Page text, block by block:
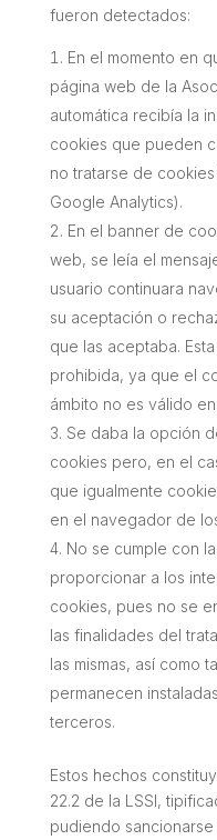
fueron detectados:
En el momento en
página web de la
automática recibía la
cookies que pueden
no tratarse de
Google Analytics).
En el banner de
web, se leía el
usuario continuara
su aceptación o
que las aceptaba.
prohibida, ya que el
ámbito no es válido
Se daba la opción
cookies pero, en el
que igualmente
en el navegador de
No se cumple con
proporcionar a los
cookies, pues no se
las finalidades del
las mismas, así como
permanecen
terceros.
Estos hechos
22.2 de la LSSI,
pudiendo